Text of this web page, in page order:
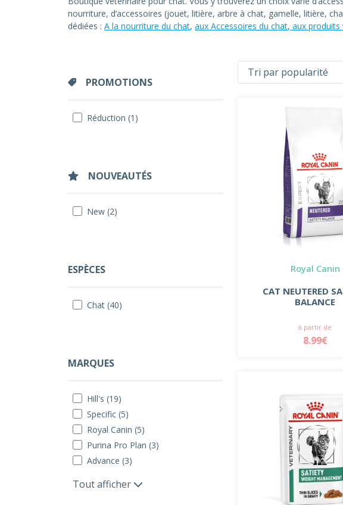
nourriture, d’accessoires (jouet, litière, arbre à chat, gamelle, litière,
dédiées : A la nourriture du chat, aux Accessoires du chat, aux produits
PROMOTIONS
Réduction (1)
NOUVEAUTÉS
New (2)
ESPÈCES
Chat (40)
MARQUES
Hill's (19)
Specific (5)
Royal Canin (5)
Purina Pro Plan (3)
Advance (3)
Tout afficher
Royal Canin
CAT NEUTERED
BALANCE
à partir de
8.99€